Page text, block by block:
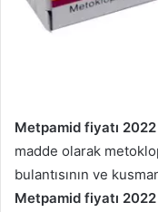
Metpamid fiyatı 2022
madde olarak
bulantısının ve
Metpamid fiyatı 2022